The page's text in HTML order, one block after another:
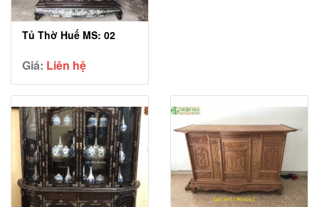
Tủ Thờ Huế MS: 02
Giá: Liên hệ